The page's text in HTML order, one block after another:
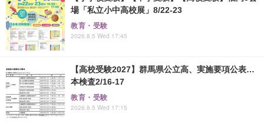
場「私立小中高校展」8/22-23
教育・受験
2026.8.5 Wed 17:45
【高校受験2027】群馬県公立高、実施要項公表…
本検査2/16-17
教育・受験
2026.8.5 Wed 17:15